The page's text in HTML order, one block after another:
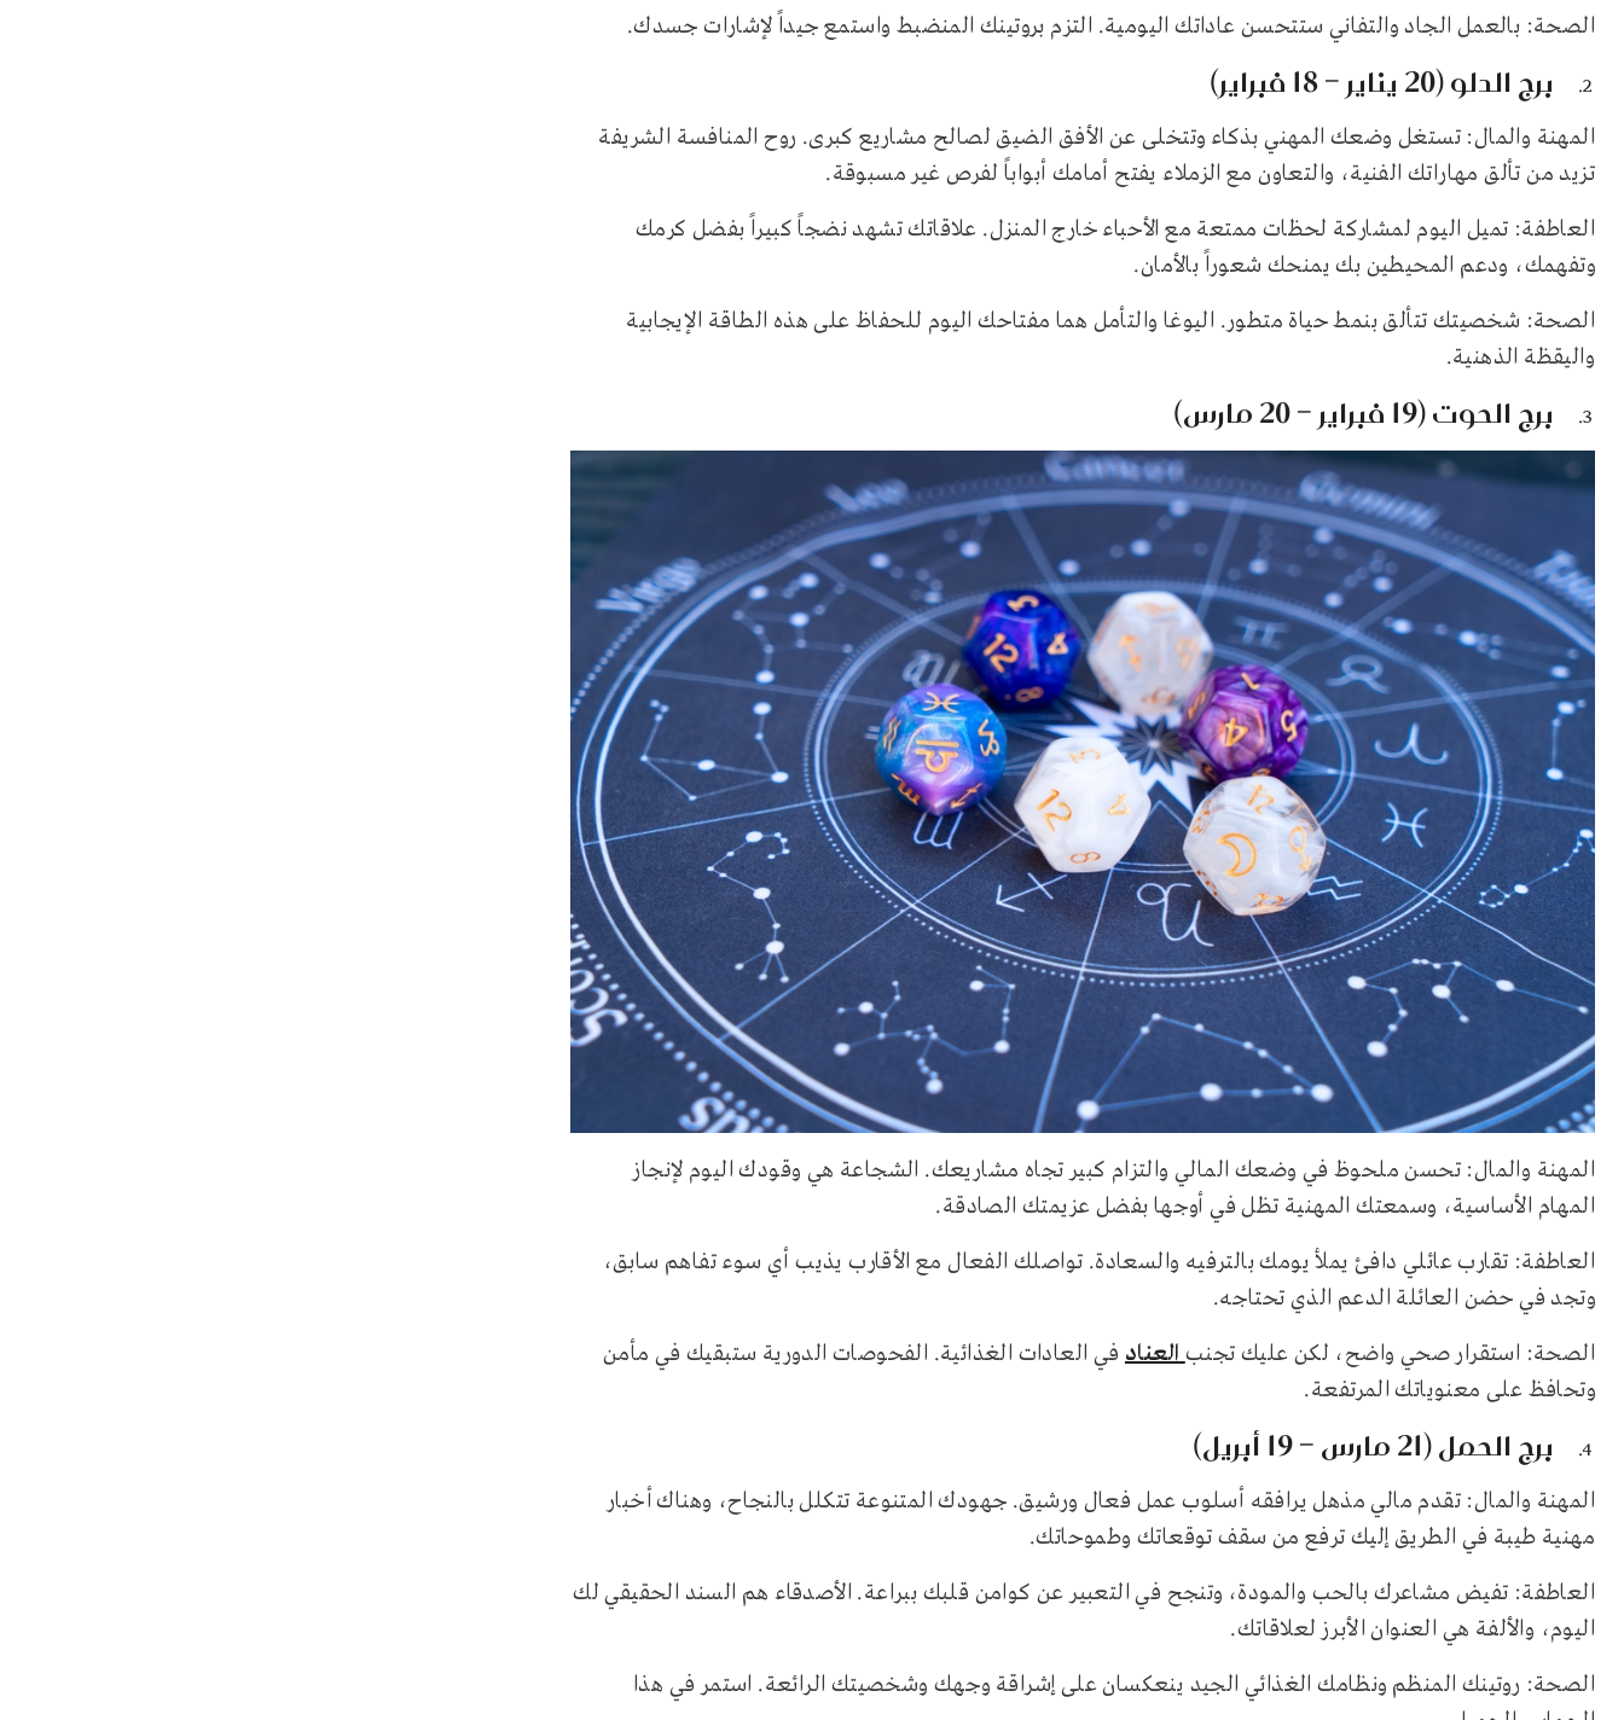
الصحة: بالعمل الجاد والتفاني ستتحسن عاداتك اليومية. التزم بروتينك المنضبط واستمع جيداً لإشارات جسدك.
برج الدلو (20 يناير – 18 فبراير)
المهنة والمال: تستغل وضعك المهني بذكاء وتتخلى عن الأفق الضيق لصالح مشاريع كبرى. روح المنافسة الشريفة
تزيد من تألق مهاراتك الفنية، والتعاون مع الزملاء يفتح أمامك أبواباً لفرص غير مسبوقة.
العاطفة: تميل اليوم لمشاركة لحظات ممتعة مع الأحباء خارج المنزل. علاقاتك تشهد نضجاً كبيراً بفضل كرمك
وتفهمك، ودعم المحيطين بك يمنحك شعوراً بالأمان.
الصحة: شخصيتك تتألق بنمط حياة متطور. اليوغا والتأمل هما مفتاحك اليوم للحفاظ على هذه الطاقة الإيجابية
واليقظة الذهنية.
برج الحوت (19 فبراير – 20 مارس)
المهنة والمال: تحسن ملحوظ في وضعك المالي والتزام كبير تجاه مشاريعك. الشجاعة هي وقودك اليوم لإنجاز
المهام الأساسية، وسمعتك المهنية تظل في أوجها بفضل عزيمتك الصادقة.
العاطفة: تقارب عائلي دافئ يملأ يومك بالترفيه والسعادة. تواصلك الفعال مع الأقارب يذيب أي سوء تفاهم سابق،
وتجد في حضن العائلة الدعم الذي تحتاجه.
الصحة: استقرار صحي واضح، لكن عليك تجنبالعناد في العادات الغذائية. الفحوصات الدورية ستبقيك في مأمن
وتحافظ على معنوياتك المرتفعة.
برج الحمل (21 مارس – 19 أبريل)
المهنة والمال: تقدم مالي مذهل يرافقه أسلوب عمل فعال ورشيق. جهودك المتنوعة تتكلل بالنجاح، وهناك أخبار
مهنية طيبة في الطريق إليك ترفع من سقف توقعاتك وطموحاتك.
العاطفة: تفيض مشاعرك بالحب والمودة، وتنجح في التعبير عن كوامن قلبك ببراعة. الأصدقاء هم السند الحقيقي لك
اليوم، والألفة هي العنوان الأبرز لعلاقاتك.
الصحة: روتينك المنظم ونظامك الغذائي الجيد ينعكسان على إشراقة وجهك وشخصيتك الرائعة. استمر في هذا